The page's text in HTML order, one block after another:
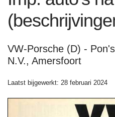
VW-Porsche (D) -
N.V., Amersfoort
Laatst bijgewerkt: 28 februari 2024